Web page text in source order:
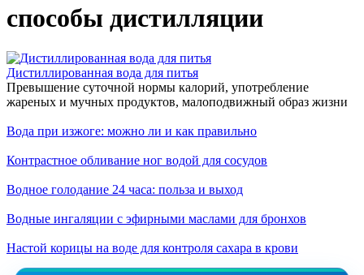
способы дистилляции
Дистиллированная вода для питья
Превышение суточной нормы калорий, употребление
жареных и мучных продуктов, малоподвижный образ жизни
Вода при изжоге: можно ли и как правильно
Контрастное обливание ног водой для сосудов
Водное голодание 24 часа: польза и выход
Водные ингаляции с эфирными маслами для бронхов
Настой корицы на воде для контроля сахара в крови